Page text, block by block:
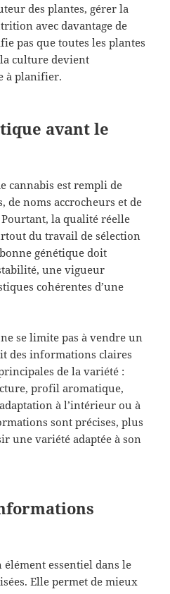
des plantes, gérer la
avec davantage de
pas que toutes les plantes
culture devient
à planifier.
avant le
cannabis est rempli de
de noms accrocheurs et de
la qualité réelle
du travail de sélection
génétique doit
une vigueur
cohérentes d’une
se limite pas à vendre un
des informations claires
de la variété :
profil aromatique,
à l’intérieur ou à
sont précises, plus
une variété adaptée à son
essentiel dans le
Elle permet de mieux